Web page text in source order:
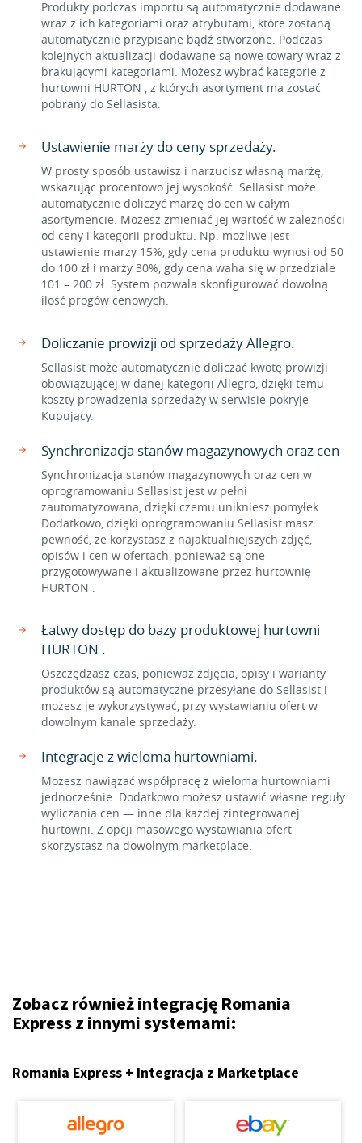
Produkty podczas importu są automatycznie dodawane
wraz z ich kategoriami oraz atrybutami, które zostaną
automatycznie przypisane bądź stworzone. Podczas
kolejnych aktualizacji dodawane są nowe towary wraz z
brakującymi kategoriami. Możesz wybrać kategorie z
hurtowni HURTON , z których asortyment ma zostać
pobrany do Sellasista.
Ustawienie marży do ceny sprzedaży.
W prosty sposób ustawisz i narzucisz własną marżę,
wskazując procentowo jej wysokość. Sellasist może
automatycznie doliczyć marżę do cen w całym
asortymencie. Możesz zmieniać jej wartość w zależności
od ceny i kategorii produktu. Np. możliwe jest
ustawienie marży 15%, gdy cena produktu wynosi od 50
do 100 zł i marży 30%, gdy cena waha się w przedziale
101 – 200 zł. System pozwala skonfigurować dowolną
ilość progów cenowych.
Doliczanie prowizji od sprzedaży Allegro.
Sellasist może automatycznie doliczać kwotę prowizji
obowiązującej w danej kategorii Allegro, dzięki temu
koszty prowadzenia sprzedaży w serwisie pokryje
Kupujący.
Synchronizacja stanów magazynowych oraz cen
Synchronizacja stanów magazynowych oraz cen w
oprogramowaniu Sellasist jest w pełni
zautomatyzowana, dzięki czemu unikniesz pomyłek.
Dodatkowo, dzięki oprogramowaniu Sellasist masz
pewność, że korzystasz z najaktualniejszych zdjęć,
opisów i cen w ofertach, ponieważ są one
przygotowywane i aktualizowane przez hurtownię
HURTON .
Łatwy dostęp do bazy produktowej hurtowni
HURTON .
Oszczędzasz czas, ponieważ zdjęcia, opisy i warianty
produktów są automatyczne przesyłane do Sellasist i
możesz je wykorzystywać, przy wystawianiu ofert w
dowolnym kanale sprzedaży.
Integracje z wieloma hurtowniami.
Możesz nawiązać współpracę z wieloma hurtowniami
jednocześnie. Dodatkowo możesz ustawić własne reguły
wyliczania cen — inne dla każdej zintegrowanej
hurtowni. Z opcji masowego wystawiania ofert
skorzystasz na dowolnym marketplace.
Zobacz również integrację Romania
Express z innymi systemami:
Romania Express + Integracja z Marketplace